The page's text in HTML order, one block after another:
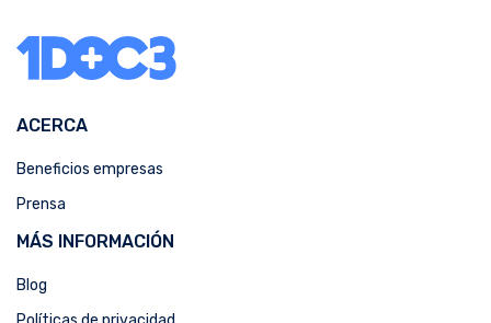
ACERCA
Beneficios empresas
Prensa
MÁS INFORMACIÓN
Blog